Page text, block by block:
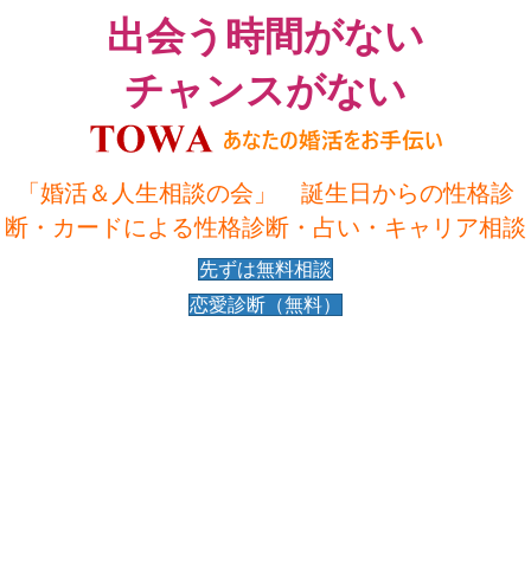
出会う時間がない
チャンスがない
「婚活＆人生相談の会」 誕生日からの性格診
断・カードによる性格診断・占い・キャリア相談
先ずは無料相談
恋愛診断（無料）